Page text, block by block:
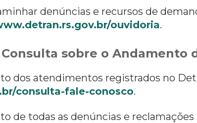
denúncias e recursos de
ouvidoria.
sobre o Andamento
dos atendimentos registrados no
consulta-fale-conosco.
de todas as denúncias e